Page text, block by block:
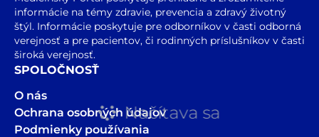
Načítava sa
informácie na témy zdravie, prevencia a zdravý životný
štýl. Informácie poskytuje pre odborníkov v časti odborná
verejnosť a pre pacientov, či rodinných príslušníkov v časti
široká verejnosť.
SPOLOČNOSŤ
O nás
Ochrana osobných údajov
Podmienky používania